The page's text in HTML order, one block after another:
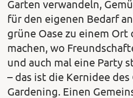
Garten verwandeln,
für den eigenen Bedarf
grüne Oase zu einem Ort
machen, wo
und auch mal eine Party
– das ist die Kernidee
Gardening. Einen